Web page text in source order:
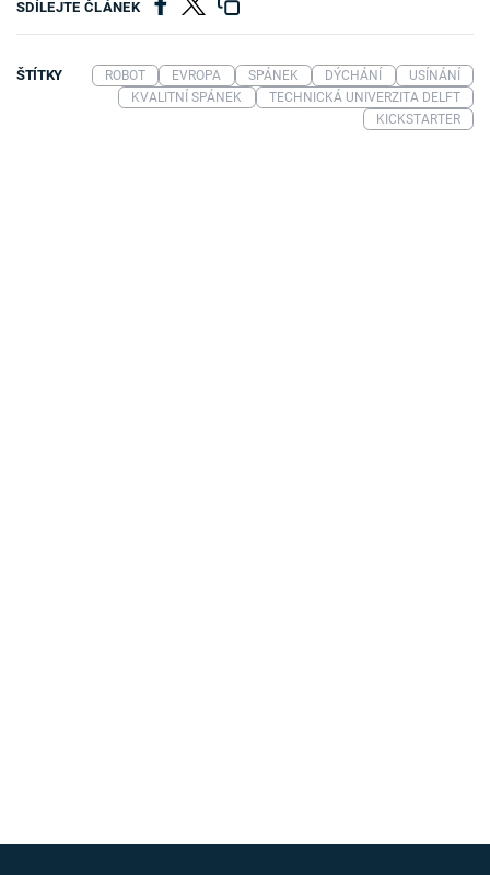
SDÍLEJTE ČLÁNEK
ŠTÍTKY ROBOT EVROPA SPÁNEK DÝCHÁNÍ
USÍNÁNÍ
KVALITNÍ SPÁNEK
TECHNICKÁ UNIVERZITA DELFT
KICKSTARTER